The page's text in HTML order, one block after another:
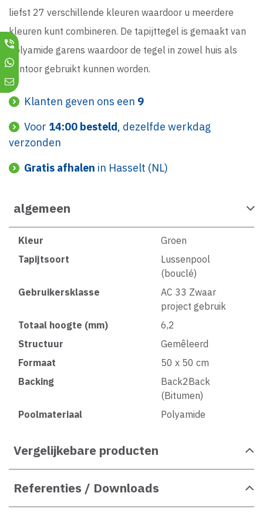
liefst 27 verschillende kleuren waardoor u meerdere
kleuren kunt combineren. De tapijttegel is gemaakt van
Polyamide garens waardoor de tegel in zowel huis als
kantoor gebruikt kunnen worden.
Klanten geven ons een 9
Voor 14:00 besteld, dezelfde werkdag
verzonden
Gratis afhalen in Hasselt (NL)
algemeen
Kleur
Groen
Tapijtsoort
Lussenpool
(bouclé)
Gebruikersklasse
AC 33 Zwaar
project gebruik
Totaal hoogte (mm)
6,2
Structuur
Gemêleerd
Formaat
50 x 50 cm
Backing
Back2Back
(Bitumen)
Poolmateriaal
Polyamide
Vergelijkebare producten
Referenties / Downloads